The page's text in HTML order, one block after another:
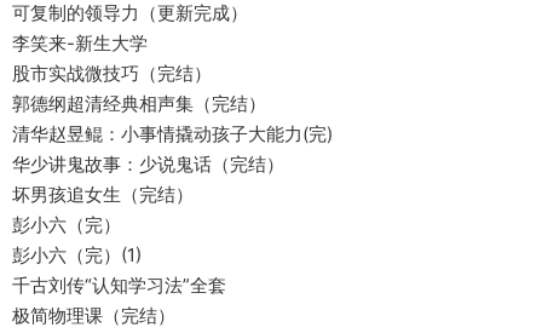
可复制的领导力（更新完成）
李笑来-新生大学
股市实战微技巧（完结）
郭德纲超清经典相声集（完结）
清华赵昱鲲：小事情撬动孩子大能力(完)
华少讲鬼故事：少说鬼话（完结）
坏男孩追女生（完结）
彭小六（完）
彭小六（完）(1)
千古刘传“认知学习法”全套
极简物理课（完结）